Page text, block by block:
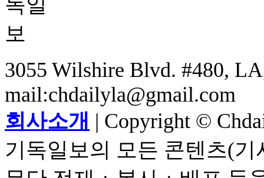
3055 Wilshire Blvd. #480,
mail:chdailyla@gmail.com
회사소개 | Copyright ©
기독일보의 모든 콘텐츠(